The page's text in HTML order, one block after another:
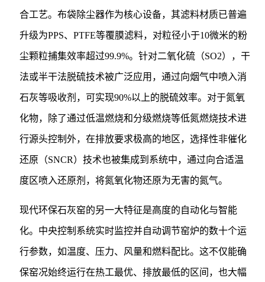
合工艺。布袋除尘器作为核心设备，其滤料材质已普遍
升级为PPS、PTFE等覆膜滤料，对粒径小于10微米的粉
尘颗粒捕集效率超过99.9%。针对二氧化硫（SO2），干
法或半干法脱硫技术被广泛应用，通过向烟气中喷入消
石灰等吸收剂，可实现90%以上的脱硫效率。对于氮氧
化物，除了通过低温燃烧和分级燃烧等低氮燃烧技术进
行源头控制外，在排放要求极高的地区，选择性非催化
还原（SNCR）技术也被集成到系统中，通过向合适温
度区喷入还原剂，将氮氧化物还原为无害的氮气。
现代环保石灰窑的另一大特征是高度的自动化与智能
化。中央控制系统实时监控并自动调节窑炉的数十个运
行参数，如温度、压力、风量和燃料配比。这不仅能确
保窑况始终运行在热工最优、排放最低的区间，也大幅